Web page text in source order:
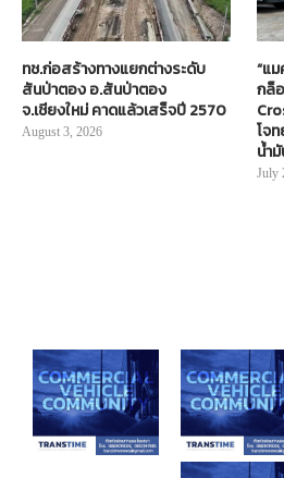
ทช.ก่อสร้างทางแยกต่างระดับ
สันป่าตอง อ.สันป่าตอง
จ.เชียงใหม่ คาดแล้วเสร็จปี 2570
August 3, 2026
“แ
กล็
โจ
น้ำ
July